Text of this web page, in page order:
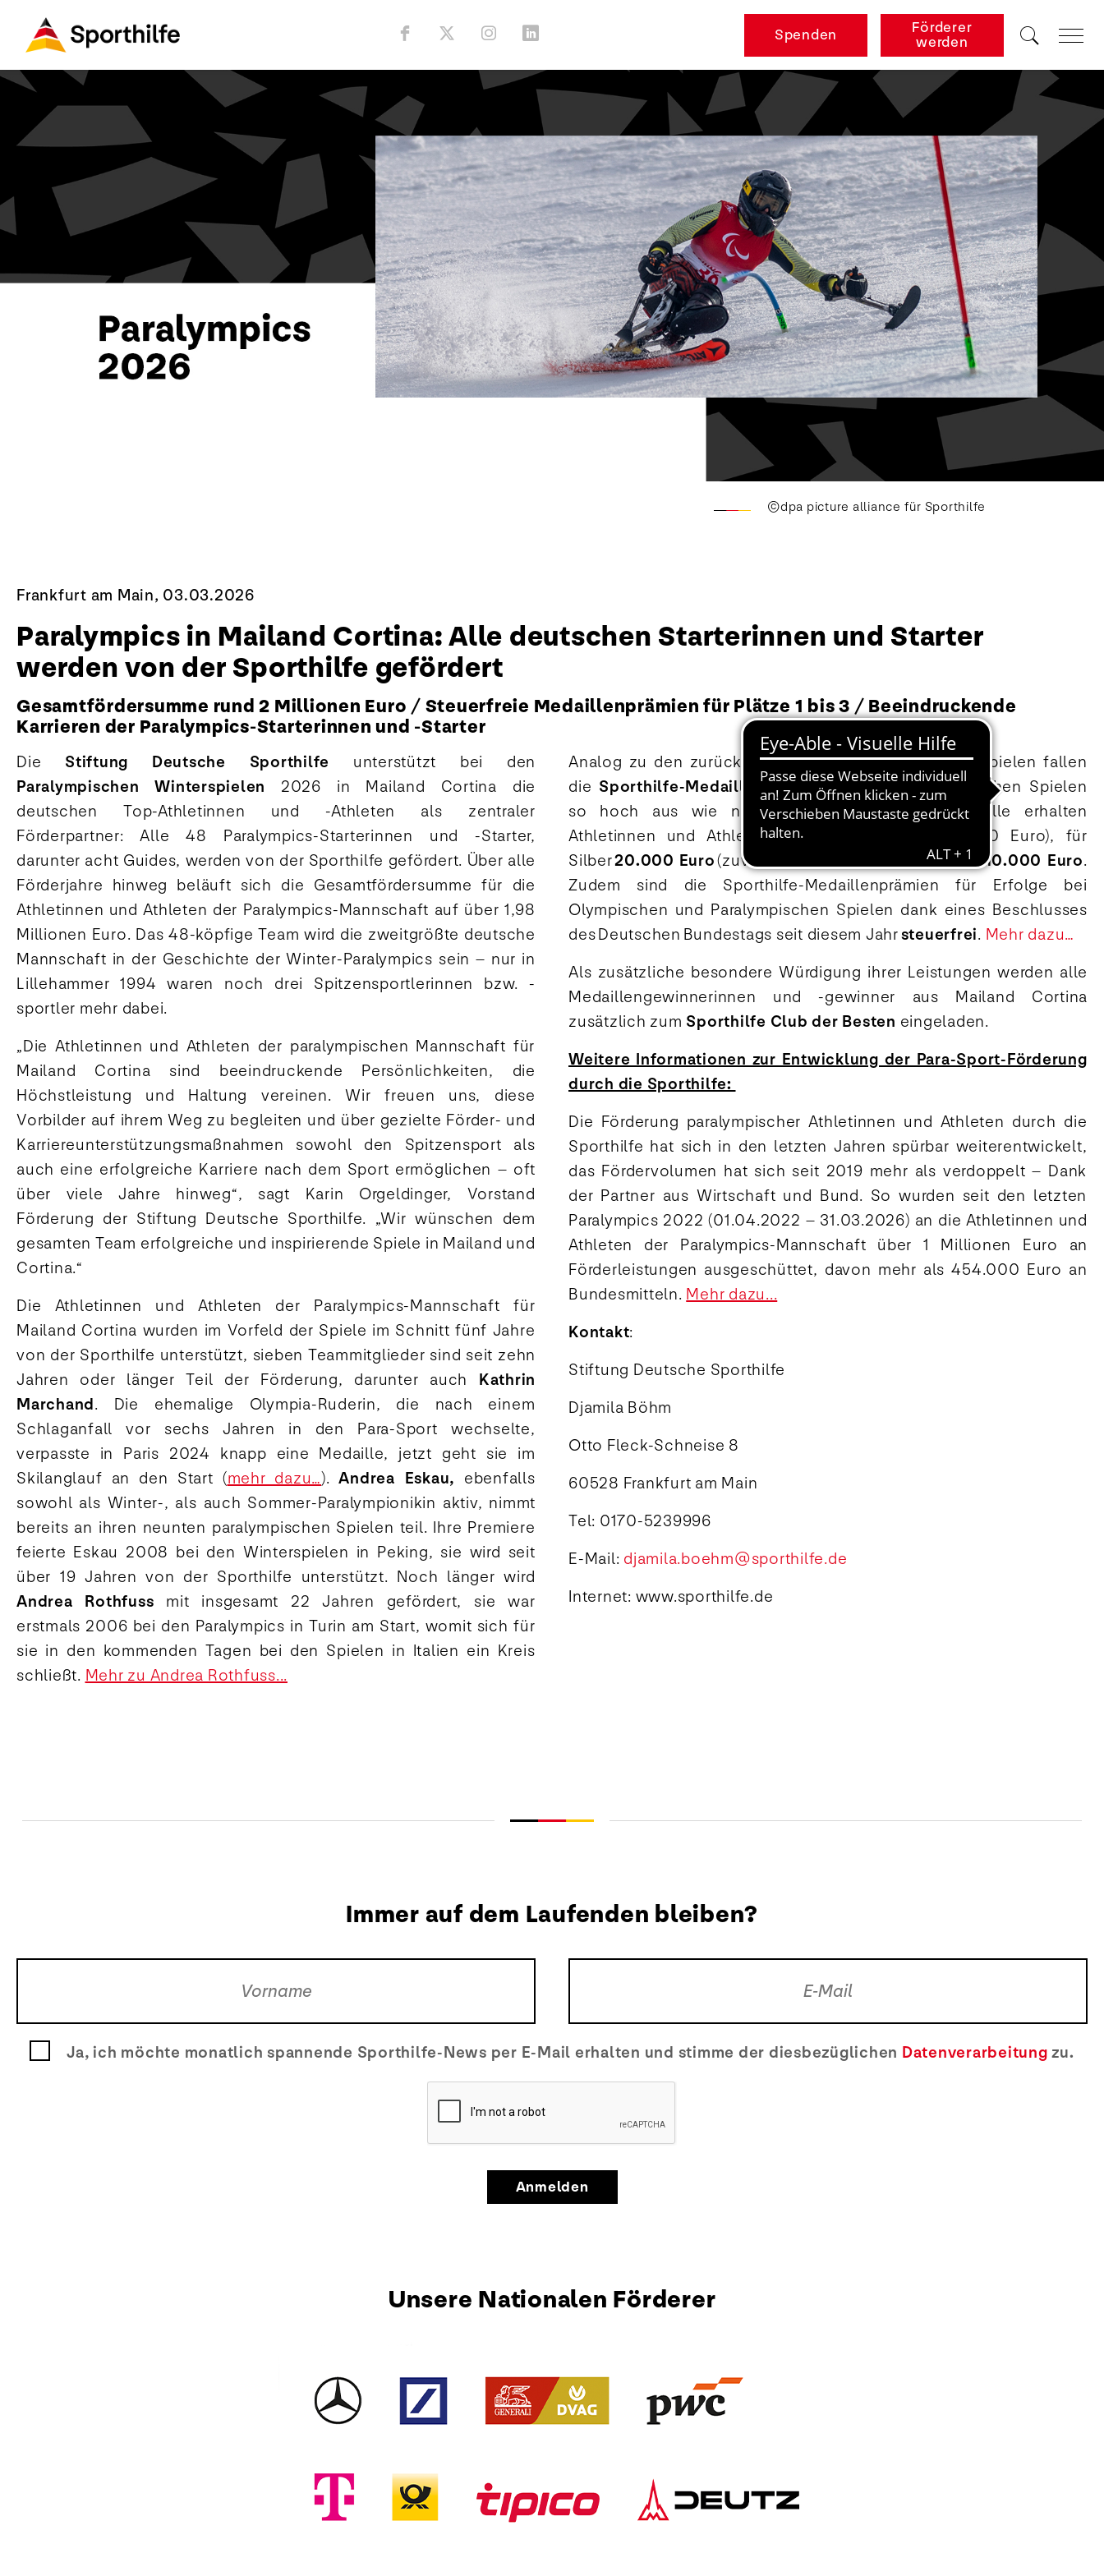
Spenden Förderer
werden
©dpa picture alliance für Sporthilfe
Frankfurt am Main, 03.03.2026
Paralympics in Mailand Cortina: Alle deutschen Starterinnen und Starter
werden von der Sporthilfe gefördert
Gesamtfördersumme rund 2 Millionen Euro / Steuerfreie Medaillenprämien für Plätze 1 bis 3 / Beeindruckende
Karrieren der Paralympics-Starterinnen und -Starter
Die Stiftung Deutsche Sporthilfe unterstützt bei den
Paralympischen Winterspielen 2026 in Mailand Cortina die
deutschen Top-Athletinnen und -Athleten als zentraler
Förderpartner: Alle 48 Paralympics-Starterinnen und -Starter,
darunter acht Guides, werden von der Sporthilfe gefördert. Über alle
Förderjahre hinweg beläuft sich die Gesamtfördersumme für die
Athletinnen und Athleten der Paralympics-Mannschaft auf über 1,98
Millionen Euro. Das 48-köpfige Team wird die zweitgrößte deutsche
Mannschaft in der Geschichte der Winter-Paralympics sein – nur in
Lillehammer 1994 waren noch drei Spitzensportlerinnen bzw. -
sportler mehr dabei.
„Die Athletinnen und Athleten der paralympischen Mannschaft für
Mailand Cortina sind beeindruckende Persönlichkeiten, die
Höchstleistung und Haltung vereinen. Wir freuen uns, diese
Vorbilder auf ihrem Weg zu begleiten und über gezielte Förder- und
Karriereunterstützungsmaßnahmen sowohl den Spitzensport als
auch eine erfolgreiche Karriere nach dem Sport ermöglichen – oft
über viele Jahre hinweg“, sagt Karin Orgeldinger, Vorstand
Förderung der Stiftung Deutsche Sporthilfe. „Wir wünschen dem
gesamten Team erfolgreiche und inspirierende Spiele in Mailand und
Cortina.“
Die Athletinnen und Athleten der Paralympics-Mannschaft für
Mailand Cortina wurden im Vorfeld der Spiele im Schnitt fünf Jahre
von der Sporthilfe unterstützt, sieben Teammitglieder sind seit zehn
Jahren oder länger Teil der Förderung, darunter auch Kathrin
Marchand. Die ehemalige Olympia-Ruderin, die nach einem
Schlaganfall vor sechs Jahren in den Para-Sport wechselte,
verpasste in Paris 2024 knapp eine Medaille, jetzt geht sie im
Skilanglauf an den Start (mehr dazu…).Andrea Eskau, ebenfalls
sowohl als Winter-, als auch Sommer-Paralympionikin aktiv, nimmt
bereits an ihren neunten paralympischen Spielen teil. Ihre Premiere
feierte Eskau 2008 bei den Winterspielen in Peking, sie wird seit
über 19 Jahren von der Sporthilfe unterstützt. Noch länger wird
Andrea Rothfuss mit insgesamt 22 Jahren gefördert, sie war
erstmals 2006 bei den Paralympics in Turin am Start, womit sich für
sie in den kommenden Tagen bei den Spielen in Italien ein Kreis
schließt. Mehr zu Andrea Rothfuss...
Analog zu den zurückliegenden Olympischen Winterspielen fallen
die Sporthilfe-Medaillenprämienbei den Paralympischen Spielen
so hoch aus wie nie zuvor: Für eine Goldmedaille erhalten
Athletinnen und Athleten30.000 Euro
(zuvor 20.000 Euro), für
Silber20.000 Euro(zuvor 15.000 Euro) und für Bronze10.000 Euro.
Zudem sind die Sporthilfe-Medaillenprämien für Erfolge bei
Olympischen und Paralympischen Spielen dank eines Beschlusses
des Deutschen Bundestags seit diesem Jahrsteuerfrei. Mehr dazu…
Als zusätzliche besondere Würdigung ihrer Leistungen werden alle
Medaillengewinnerinnen und -gewinner aus Mailand Cortina
zusätzlich zum Sporthilfe Club der Besten eingeladen.
Weitere Informationen zur Entwicklung der Para-Sport-Förderung
durch die Sporthilfe:
Die Förderung paralympischer Athletinnen und Athleten durch die
Sporthilfe hat sich in den letzten Jahren spürbar weiterentwickelt,
das Fördervolumen hat sich seit 2019 mehr als verdoppelt – Dank
der Partner aus Wirtschaft und Bund. So wurden seit den letzten
Paralympics 2022 (01.04.2022 – 31.03.2026) an die Athletinnen und
Athleten der Paralympics-Mannschaft über 1 Millionen Euro an
Förderleistungen ausgeschüttet, davon mehr als 454.000 Euro an
Bundesmitteln. Mehr dazu...
Kontakt:
Stiftung Deutsche Sporthilfe
Djamila Böhm
Otto Fleck-Schneise 8
60528 Frankfurt am Main
Tel: 0170-5239996
E-Mail: djamila.boehm@sporthilfe.de
Internet: www.sporthilfe.de
Immer auf dem Laufenden bleiben?
Ja, ich möchte monatlich spannende Sporthilfe-News per E-Mail erhalten und stimme der diesbezüglichen Datenverarbeitungzu.
Anmelden
Unsere Nationalen Förderer